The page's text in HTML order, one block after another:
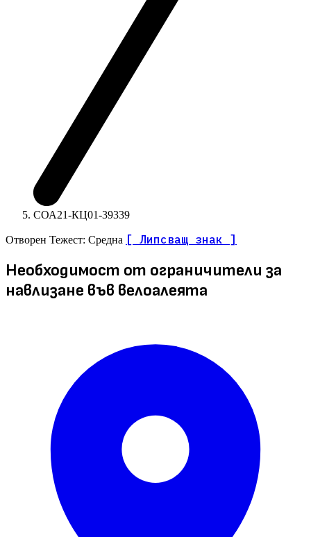
СОА21-КЦ01-39339
Отворен Тежест: Средна [ Липсващ знак ]
Необходимост от ограничители за
навлизане във велоалеята